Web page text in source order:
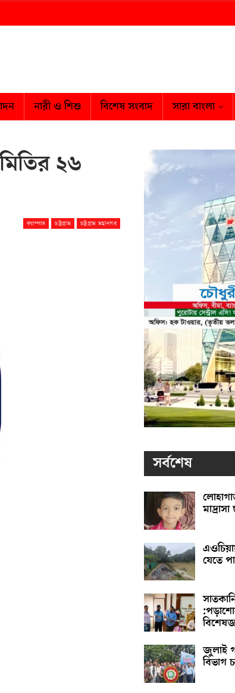
নারী ও শিশু বিশেষ সংবাদ সারা বাংলা
২৬
ক্যাম্পাস চট্টগ্রাম চট্টগ্রাম মহানগর
সর্বশেষ
যেতে
জুলাই
বিভাগ